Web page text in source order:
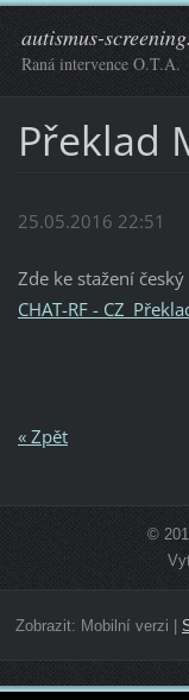
autismus-
Raná intervence O.T.A.
Překlad
25.05.2016 22:51
Zde ke stažení
CHAT-RF -
« Zpět
©
Zobrazit: Mobilní verzi